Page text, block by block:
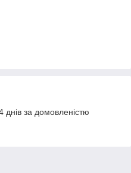
за домовленістю